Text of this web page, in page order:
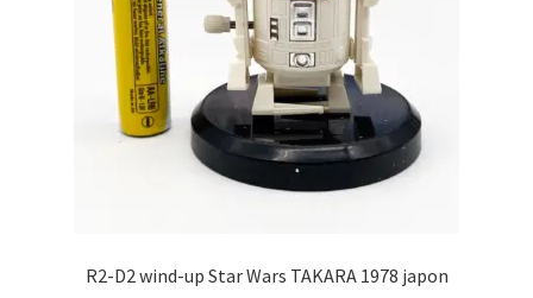
R2-D2 wind-up Star Wars TAKARA 1978 japon